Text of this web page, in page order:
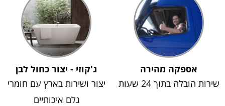
אספקה מהירה
שירות הובלה בתוך 24 שעות
ג'קוזי - יצור כחול לבן
יצור ושירות בארץ עם חומרי
גלם איכותיים